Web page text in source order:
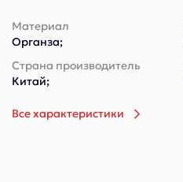
Материал
Органза;
Страна производитель
Китай;
Все характеристики